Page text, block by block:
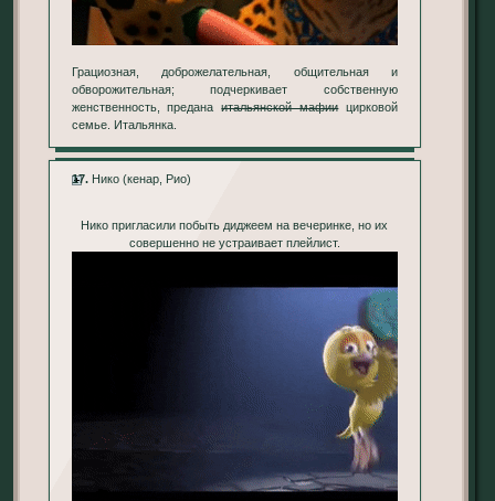
Грациозная, доброжелательная, общительная и
обворожительная; подчеркивает собственную
женственность, преданаитальянской мафиицирковой
семье. Итальянка.
17.Нико (кенар, Рио)
Нико пригласили побыть диджеем на вечеринке, но их
совершенно не устраивает плейлист.